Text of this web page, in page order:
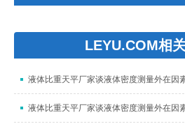
LEYU.COM相
液体比重天平厂家谈液体密度测量外在因
液体比重天平厂家谈液体密度测量外在因